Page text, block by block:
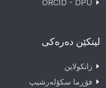
ORCID - DPU
لینکێن دەرەکی
زانکولاین
فۆڕما سکۆلەرشیپ